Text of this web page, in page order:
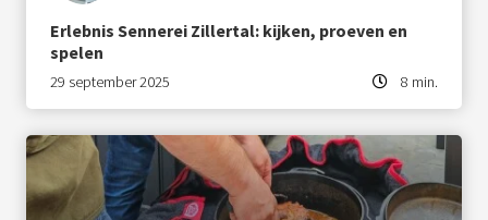
Erlebnis Sennerei Zillertal: kijken, proeven en
spelen
29 september 2025 8 min.